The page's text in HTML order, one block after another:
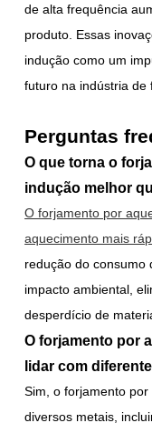
de alta frequência
produto. Essas
indução como um
futuro na indústria de
Perguntas
O que torna o
indução melhor
O forjamento por
aquecimento mais
redução do consumo
impacto ambiental,
desperdício de
O forjamento por
lidar com
Sim, o forjamento
diversos metais,